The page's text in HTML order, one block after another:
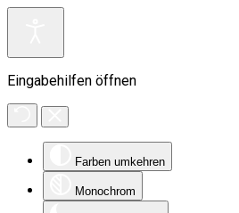
Eingabehilfen öffnen
Farben umkehren
Monochrom